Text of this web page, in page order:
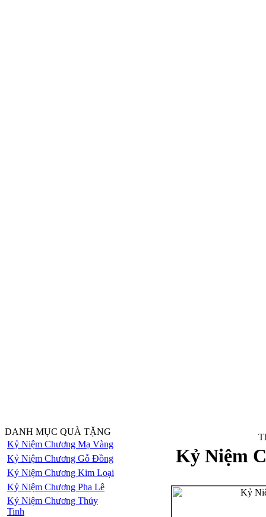
DANH MỤC QUÀ TẶNG
Kỷ Niệm Chương Mạ Vàng
Kỷ Niệm Chương Gỗ Đồng
Kỷ Niệm Chương Kim Loại
Kỷ Niệm Chương Pha Lê
Kỷ Niệm Chương Thủy
Tinh
Kỷ Niệm